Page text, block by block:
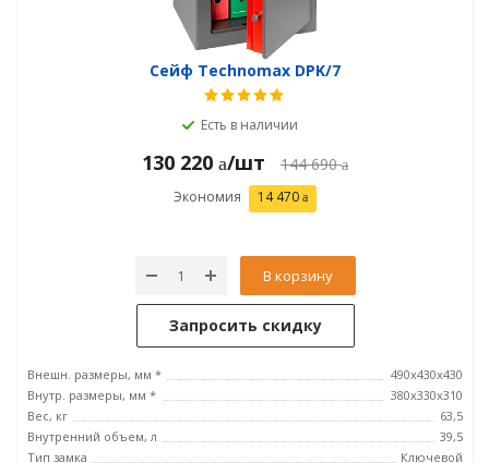
Сейф Technomax DPK/7
Есть в наличии
130 220 /шт 144 690
Экономия 14 470
В корзину
Запросить скидку
Внешн. размеры, мм *
490х430х430
Внутр. размеры, мм *
380х330х310
Вес, кг
63,5
Внутренний объем, л
39,5
Тип замка
Ключевой